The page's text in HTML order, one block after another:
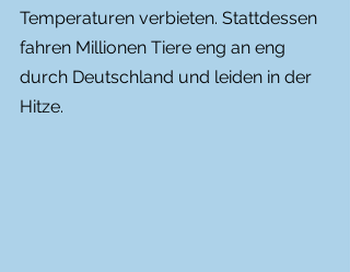
Temperaturen verbieten. Stattdessen
fahren Millionen Tiere eng an eng
durch Deutschland und leiden in der
Hitze.